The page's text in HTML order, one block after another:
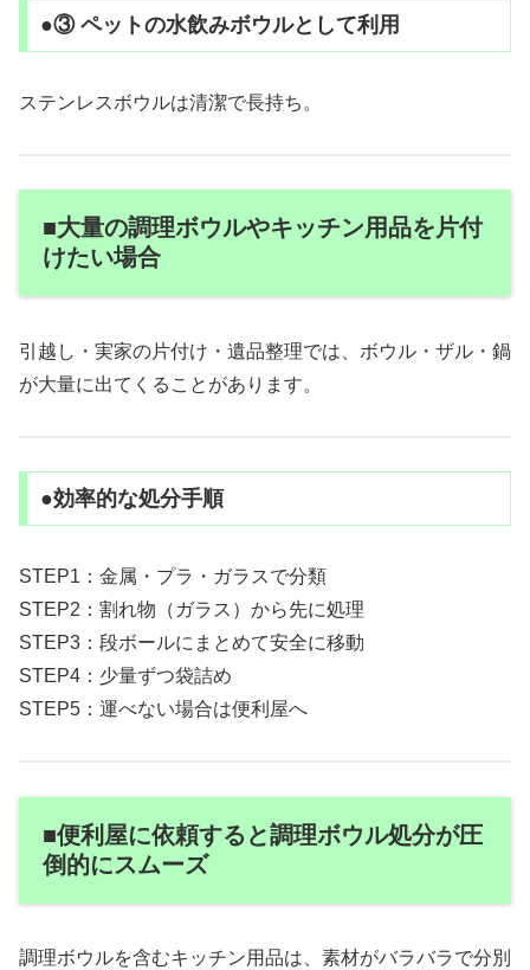
●③ ペットの水飲みボウルとして利用
ステンレスボウルは清潔で長持ち。
■大量の調理ボウルやキッチン用品を片付
けたい場合
引越し・実家の片付け・遺品整理では、ボウル・ザル・鍋
が大量に出てくることがあります。
●効率的な処分手順
STEP1：金属・プラ・ガラスで分類
STEP2：割れ物（ガラス）から先に処理
STEP3：段ボールにまとめて安全に移動
STEP4：少量ずつ袋詰め
STEP5：運べない場合は便利屋へ
■便利屋に依頼すると調理ボウル処分が圧
倒的にスムーズ
調理ボウルを含むキッチン用品は、素材がバラバラで分別